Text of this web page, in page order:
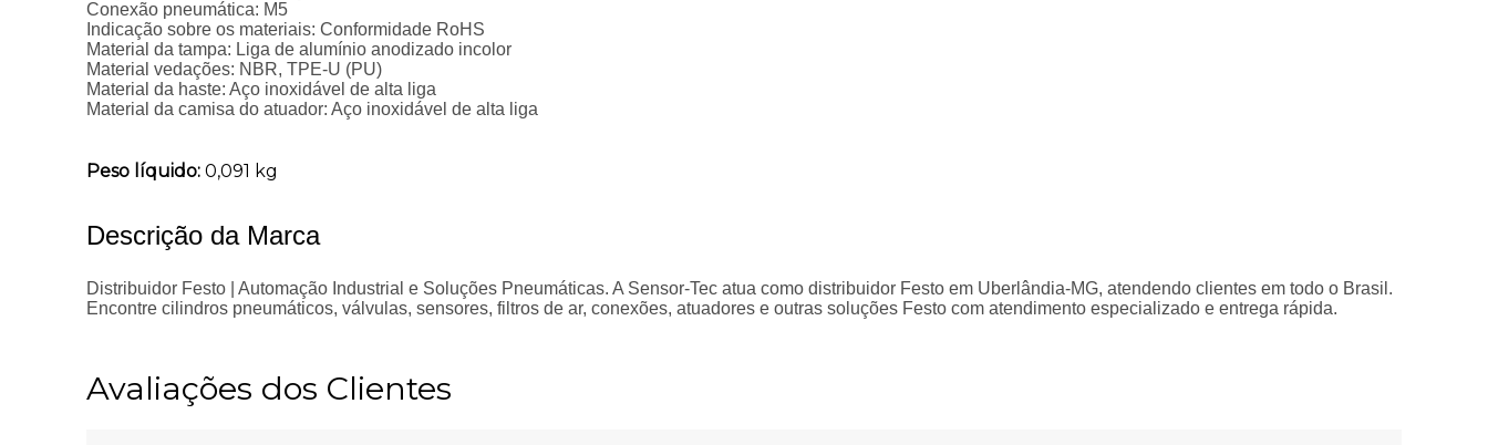
Conexão pneumática: M5
Indicação sobre os materiais: Conformidade RoHS
Material da tampa: Liga de alumínio anodizado incolor
Material vedações: NBR, TPE‑U (PU)
Material da haste: Aço inoxidável de alta liga
Material da camisa do atuador: Aço inoxidável de alta liga
Peso líquido: 0,091 kg
Descrição da Marca
Distribuidor Festo | Automação Industrial e Soluções Pneumáticas. A Sensor-Tec atua como distribuidor Festo em Uberlândia-MG, atendendo clientes em todo o Brasil.
Encontre cilindros pneumáticos, válvulas, sensores, filtros de ar, conexões, atuadores e outras soluções Festo com atendimento especializado e entrega rápida.
Avaliações dos Clientes